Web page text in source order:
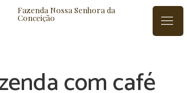
Fazenda Nossa Senhora da
Conceição
com café